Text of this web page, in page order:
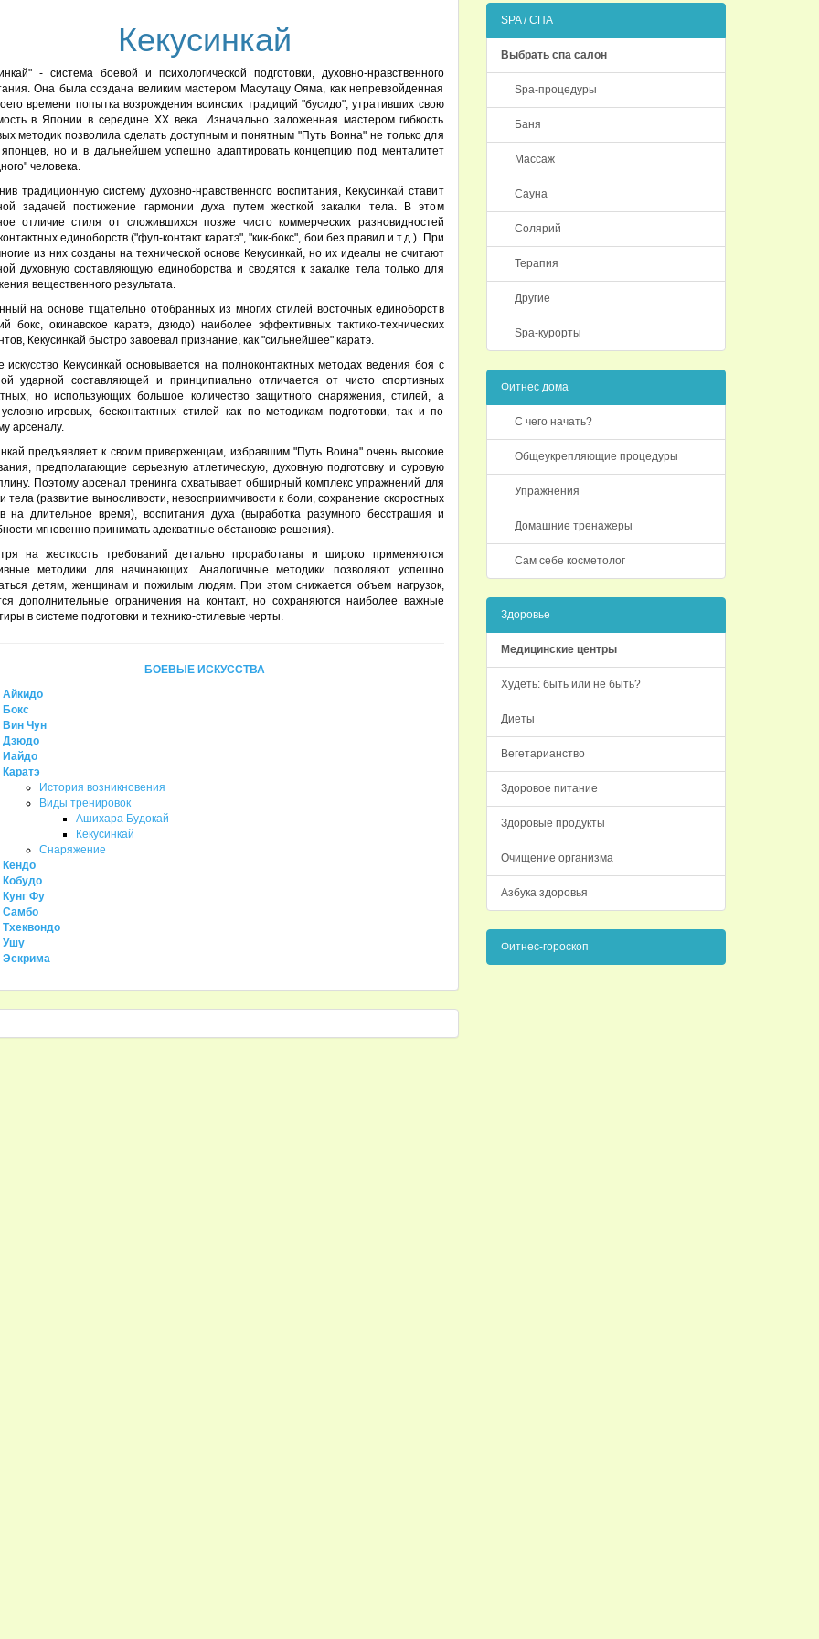
Кекусинкай
- система боевой и психологической подготовки, духовно-нравственного
Она была создана великим мастером Масутацу Ояма, как непревзойденная
времени попытка возрождения воинских традиций "бусидо", утративших свою
в Японии в середине XX века. Изначально заложенная мастером гибкость
методик позволила сделать доступным и понятным "Путь Воина" не только для
но и в дальнейшем успешно адаптировать концепцию под менталитет
человека.
традиционную систему духовно-нравственного воспитания, Кекусинкай ставит
задачей постижение гармонии духа путем жесткой закалки тела. В этом
отличие стиля от сложившихся позже чисто коммерческих разновидностей
единоборств ("фул-контакт каратэ", "кик-бокс", бои без правил и т.д.). При
из них созданы на технической основе Кекусинкай, но их идеалы не считают
духовную составляющую единоборства и сводятся к закалке тела только для
вещественного результата.
на основе тщательно отобранных из многих стилей восточных единоборств
бокс, окинавское каратэ, дзюдо) наиболее эффективных тактико-технических
Кекусинкай быстро завоевал признание, как "сильнейшее" каратэ.
искусство Кекусинкай основывается на полноконтактных методах ведения боя с
ударной составляющей и принципиально отличается от чисто спортивных
но использующих большое количество защитного снаряжения, стилей, а
игровых, бесконтактных стилей как по методикам подготовки, так и по
арсеналу.
предъявляет к своим приверженцам, избравшим "Путь Воина" очень высокие
предполагающие серьезную атлетическую, духовную подготовку и суровую
Поэтому арсенал тренинга охватывает обширный комплекс упражнений для
тела (развитие выносливости, невосприимчивости к боли, сохранение скоростных
на длительное время), воспитания духа (выработка разумного бесстрашия и
мгновенно принимать адекватные обстановке решения).
на жесткость требований детально проработаны и широко применяются
методики для начинающих. Аналогичные методики позволяют успешно
детям, женщинам и пожилым людям. При этом снижается объем нагрузок,
дополнительные ограничения на контакт, но сохраняются наиболее важные
в системе подготовки и технико-стилевые черты.
БОЕВЫЕ ИСКУССТВА
Айкидо
Бокс
Вин Чун
Дзюдо
Иайдо
Каратэ
История возникновения
Виды тренировок
Ашихара Будокай
Кекусинкай
Снаряжение
Кендо
Кобудо
Кунг Фу
Самбо
Тхеквондо
Ушу
Эскрима
SPA / СПА
Выбрать спа салон
Spa-процедуры
Баня
Массаж
Сауна
Солярий
Терапия
Другие
Spa-курорты
Фитнес дома
С чего начать?
Общеукрепляющие процедуры
Упражнения
Домашние тренажеры
Сам себе косметолог
Здоровье
Медицинские центры
Худеть: быть или не быть?
Диеты
Вегетарианство
Здоровое питание
Здоровые продукты
Очищение организма
Азбука здоровья
Фитнес-гороскоп